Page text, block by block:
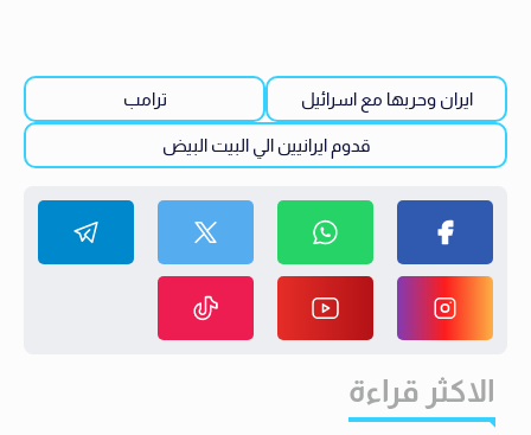
ايران وحربها مع اسرائيل ترامب
قدوم ايرانيين الي البيت البيض
الاكثر قراءة